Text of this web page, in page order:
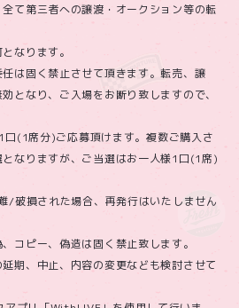
て第三者への譲渡・オークション等の転
なります。
は固く禁止させて頂きます。転売、譲
となり、ご入場をお断り致しますので、
(1席分)ご応募頂けます。複数ご購入さ
なりますが、ご当選はお一人様1口(1席)
破損された場合、再発行はいたしません
コピー、偽造は固く禁止致します。
期、中止、内容の変更なども検討させて